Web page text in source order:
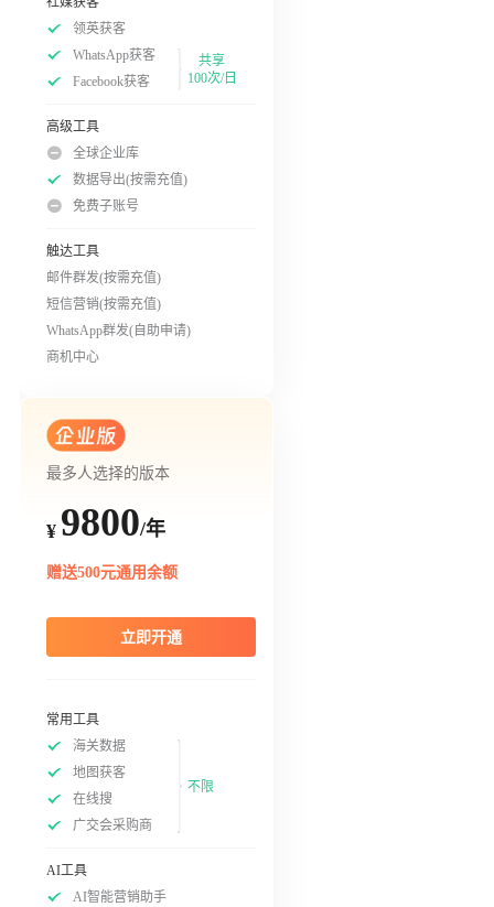
领英获客
WhatsApp获客
Facebook获客
共享
100次/日
高级工具
全球企业库
数据导出(按需充值)
免费子账号
触达工具
邮件群发(按需充值)
短信营销(按需充值)
WhatsApp群发(自助申请)
商机中心
最多人选择的版本
¥ 9800/年
赠送500元通用余额
立即开通
常用工具
海关数据
地图获客
在线搜
广交会采购商
不限
AI工具
AI智能营销助手